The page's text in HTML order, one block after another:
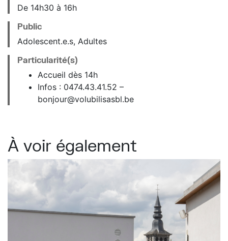
De 14h30 à 16h
Public
Adolescent.e.s, Adultes
Particularité(s)
Accueil dès 14h
Infos : 0474.43.41.52 –
bonjour@volubilisasbl.be
À voir également